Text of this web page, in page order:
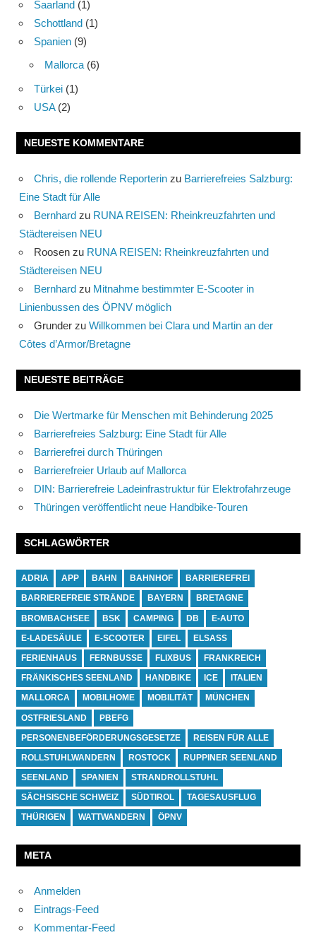
Saarland (1)
Schottland (1)
Spanien (9)
Mallorca (6)
Türkei (1)
USA(2)
NEUESTE KOMMENTARE
Chris, die rollende Reporterin zu Barrierefreies Salzburg:
Eine Stadt für Alle
Bernhard zu RUNA REISEN: Rheinkreuzfahrten und
Städtereisen NEU
Roosen zu RUNA REISEN: Rheinkreuzfahrten und
Städtereisen NEU
Bernhard zu Mitnahme bestimmter E-Scooter in
Linienbussen des ÖPNV möglich
Grunder zu Willkommen bei Clara und Martin an der
Côtes d’Armor/Bretagne
NEUESTE BEITRÄGE
Die Wertmarke für Menschen mit Behinderung 2025
Barrierefreies Salzburg: Eine Stadt für Alle
Barrierefrei durch Thüringen
Barrierefreier Urlaub auf Mallorca
DIN: Barrierefreie Ladeinfrastruktur für Elektrofahrzeuge
Thüringen veröffentlicht neue Handbike-Touren
SCHLAGWÖRTER
ADRIA APP BAHN BAHNHOF BARRIEREFREI
BARRIEREFREIE STRÄNDE BAYERN BRETAGNE
BROMBACHSEE BSK CAMPING DB E-AUTO
E-LADESÄULE E-SCOOTER EIFEL ELSASS
FERIENHAUS FERNBUSSE FLIXBUS FRANKREICH
FRÄNKISCHES SEENLAND HANDBIKE ICE ITALIEN
MALLORCA MOBILHOME MOBILITÄT MÜNCHEN
OSTFRIESLAND PBEFG
PERSONENBEFÖRDERUNGSGESETZE REISEN FÜR ALLE
ROLLSTUHLWANDERN ROSTOCK RUPPINER SEENLAND
SEENLAND SPANIEN STRANDROLLSTUHL
SÄCHSISCHE SCHWEIZ SÜDTIROL TAGESAUSFLUG
THÜRIGEN WATTWANDERN ÖPNV
META
Anmelden
Eintrags-Feed
Kommentar-Feed